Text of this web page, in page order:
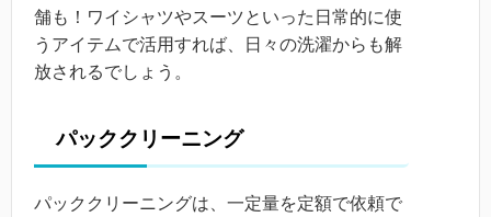
舗も！ワイシャツやスーツといった日常的に使
うアイテムで活用すれば、日々の洗濯からも解
放されるでしょう。
パッククリーニング
パッククリーニングは、一定量を定額で依頼で